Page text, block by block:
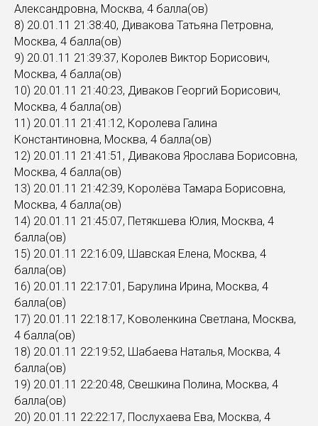
Александровна, Москва, 4 балла(ов)
8) 20.01.11 21:38:40, Дивакова Татьяна Петровна,
Москва, 4 балла(ов)
9) 20.01.11 21:39:37, Королев Виктор Борисович,
Москва, 4 балла(ов)
10) 20.01.11 21:40:23, Диваков Георгий Борисович,
Москва, 4 балла(ов)
11) 20.01.11 21:41:12, Королева Галина
Константиновна, Москва, 4 балла(ов)
12) 20.01.11 21:41:51, Дивакова Ярослава Борисовна,
Москва, 4 балла(ов)
13) 20.01.11 21:42:39, Королёва Тамара Борисовна,
Москва, 4 балла(ов)
14) 20.01.11 21:45:07, Петякшева Юлия, Москва, 4
балла(ов)
15) 20.01.11 22:16:09, Шавская Елена, Москва, 4
балла(ов)
16) 20.01.11 22:17:01, Барулина Ирина, Москва, 4
балла(ов)
17) 20.01.11 22:18:17, Коволенкина Светлана, Москва,
4 балла(ов)
18) 20.01.11 22:19:52, Шабаева Наталья, Москва, 4
балла(ов)
19) 20.01.11 22:20:48, Свешкина Полина, Москва, 4
балла(ов)
20) 20.01.11 22:22:17, Послухаева Ева, Москва, 4